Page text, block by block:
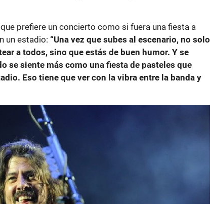
prefiere un concierto como si fuera una fiesta a
un estadio: “Una vez que subes al escenario, no solo
a todos, sino que estás de buen humor. Y se
se siente más como una fiesta de pasteles que
Eso tiene que ver con la vibra entre la banda y